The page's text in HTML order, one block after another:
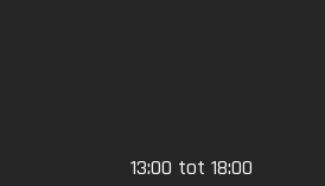
13:00 tot 18:00